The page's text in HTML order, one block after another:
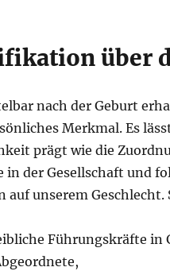
über
nach der Geburt
Merkmal. Es
prägt wie die
in der Gesellschaft und
unserem Geschlecht.
Führungskräfte in